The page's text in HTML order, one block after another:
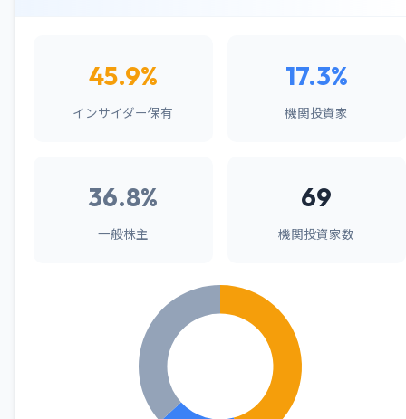
45.9%
インサイダー保有
17.3%
機関投資家
36.8%
一般株主
69
機関投資家数